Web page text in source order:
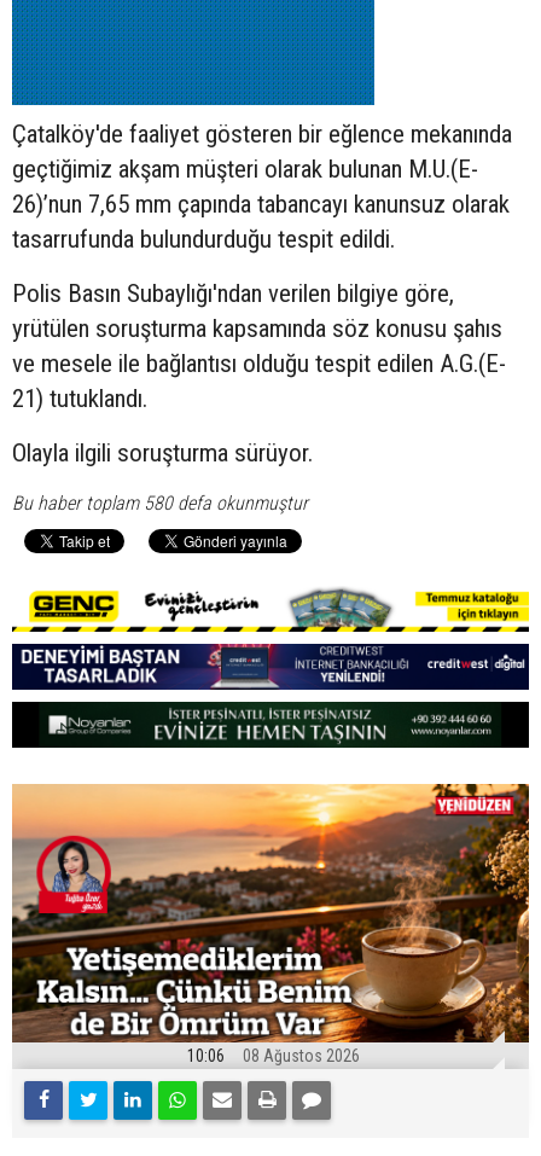
Çatalköy'de faaliyet gösteren bir eğlence mekanında
geçtiğimiz akşam müşteri olarak bulunan M.U.(E-
26)’nun 7,65 mm çapında tabancayı kanunsuz olarak
tasarrufunda bulundurduğu tespit edildi.
Polis Basın Subaylığı'ndan verilen bilgiye göre,
yrütülen soruşturma kapsamında söz konusu şahıs
ve mesele ile bağlantısı olduğu tespit edilen A.G.(E-
21) tutuklandı.
Olayla ilgili soruşturma sürüyor.
Bu haber toplam 580 defa okunmuştur
10:06 08 Ağustos 2026